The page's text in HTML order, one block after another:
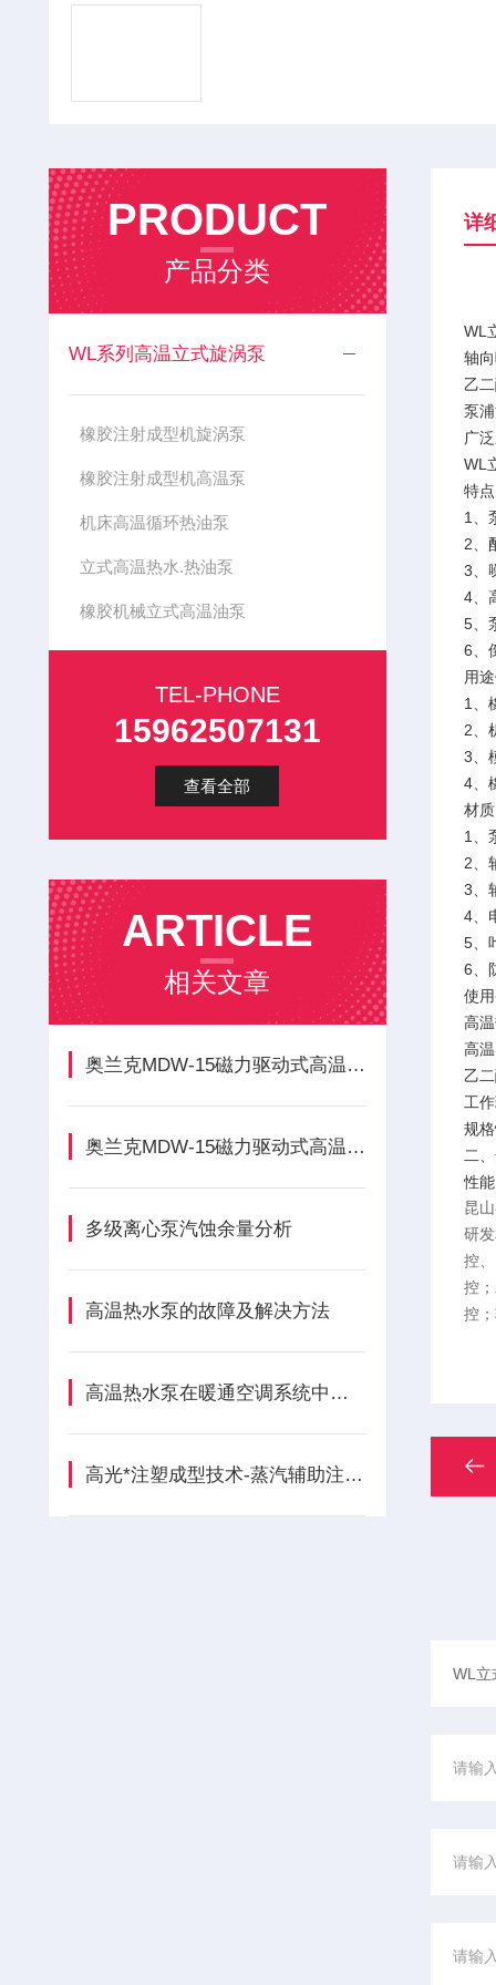
PRODUCT
产品分类
WL系列高温立式旋涡泵
橡胶注射成型机旋涡泵
橡胶注射成型机高温泵
机床高温循环热油泵
立式高温热水.热油泵
橡胶机械立式高温油泵
TEL-PHONE
15962507131
查看全部
ARTICLE
相关文章
奥兰克MDW-15磁力驱动式高温350度旋涡泵的正确安装方法分享
奥兰克MDW-15磁力驱动式高温350度旋涡泵各组成部件的功能特点
多级离心泵汽蚀余量分析
高温热水泵的故障及解决方法
高温热水泵在暖通空调系统中的应用
高光*注塑成型技术-蒸汽辅助注塑技术原理
详
WL
轴
乙
泵
广
WL
特
1、
2、
3、
4、
5、
6、
用
1、
2、
3、
4、
材
1、
2、
3、
4、
5、
6、
使
高
高
乙
工
规
二
性
昆
研
控
控
控